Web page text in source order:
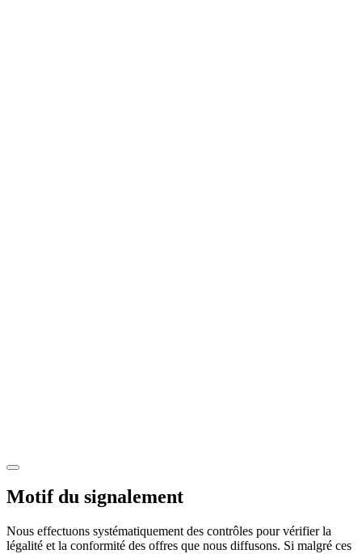
Motif du signalement
Nous effectuons systématiquement des contrôles pour vérifier la
légalité et la conformité des offres que nous diffusons. Si malgré ces